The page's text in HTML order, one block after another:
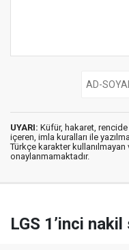
UYARI: Küfür, hakaret,
içeren, imla kuralları ile
Türkçe karakter
onaylanmamaktadır.
LGS 1’inci nakil